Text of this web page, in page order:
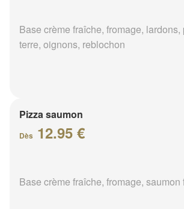
Base crème fraîche, fromage, lardons,
terre, oignons, reblochon
Pizza saumon
Dès 12.95 €
Base crème fraîche, fromage, saumon